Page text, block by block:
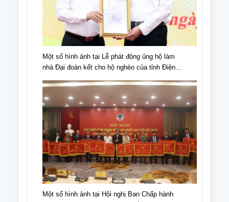
Một số hình ảnh tại Lễ phát động ủng hộ làm
nhà Đại đoàn kết cho hộ nghèo của tỉnh Điện
Biên Phủ (07/5/1954-07/5/2024)
Một số hình ảnh tại Hội nghị Ban Chấp hành